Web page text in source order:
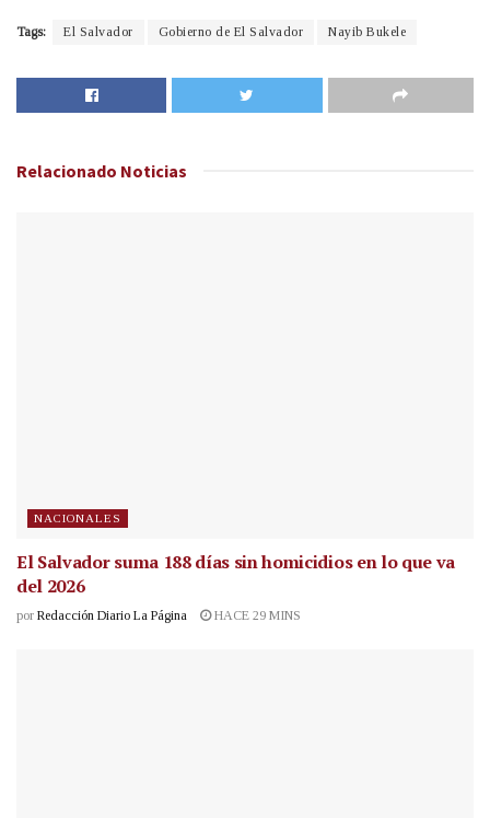
Tags: El Salvador Gobierno de El Salvador Nayib Bukele
Relacionado Noticias
NACIONALES
El Salvador suma 188 días sin homicidios en lo que va
del 2026
por Redacción Diario La Página HACE 29 MINS